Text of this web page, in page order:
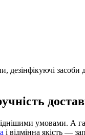
умовами. А
і відмінна якість —